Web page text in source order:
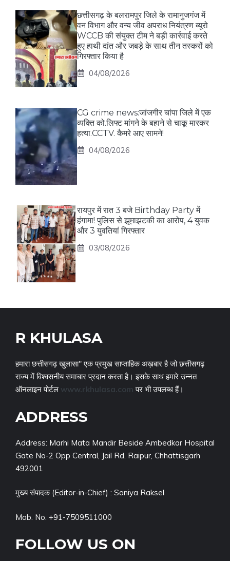
छत्तीसगढ़ के बलरामपुर जिले के रामानुजगंज में
वन विभाग और वन्य जीव अपराध नियंत्रण ब्यूरो
WCCB की संयुक्त टीम ने बड़ी कार्रवाई करते
हुए हाथी दांत और जबड़े के साथ तीन तस्करों को
गिरफ्तार किया है
04/08/2026
CG crime news:जांजगीर चांपा जिले में एक
व्यक्ति को.लिफ्ट मांगने के बहाने से चाकू मारकर
हत्या.CCTV. कैमरे आए सामने!
04/08/2026
रायपुर में रात 3 बजे Birthday Party में
हंगामा! पुलिस से झूमाझटकी का आरोप, 4 युवक
और 3 युवतियां गिरफ्तार
03/08/2026
R KHULASA
हमारा छत्तीसगढ़ खुलासा" एक प्रमुख साप्ताहिक अख़बार है जो छत्तीसगढ़
राज्य में विश्वसनीय समाचार प्रदान करता है। इसके साथ हमारे उन्नत
ऑनलाइन पोर्टल www.rkhulasa.com पर भी उपलब्ध हैं।
ADDRESS
Address: Marhi Mata Mandir Beside Ambedkar Hospital
Gate No-2 Opp Central, Jail Rd, Raipur, Chhattisgarh
492001
मुख्य संपादक (Editor-in-Chief) : Saniya Raksel
Mob. No. +91-7509511000
FOLLOW US ON